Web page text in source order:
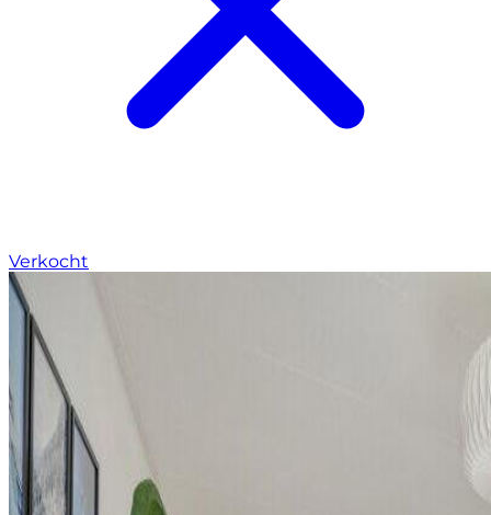
Verkocht